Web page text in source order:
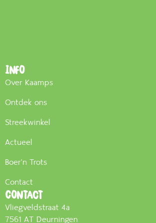
Info
Over Kaamps
Ontdek ons
Streekwinkel
Actueel
Boer'n Trots
Contact
Contact
Vliegveldstraat 4a
7561 AT Deurningen